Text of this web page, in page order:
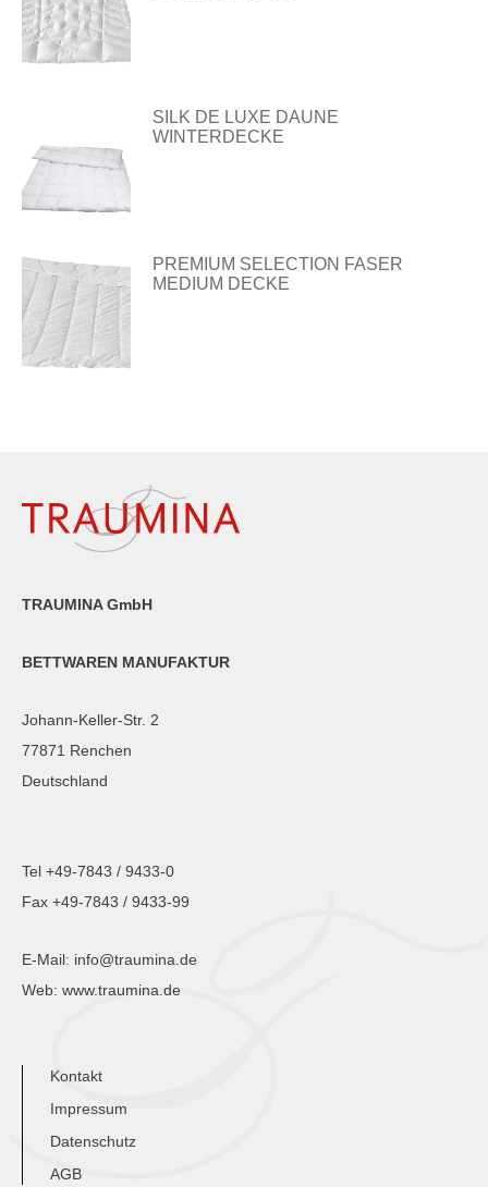
SILK DE LUXE DAUNE
WINTERDECKE
PREMIUM SELECTION FASER
MEDIUM DECKE
TRAUMINA GmbH
BETTWAREN MANUFAKTUR
Johann-Keller-Str. 2
77871 Renchen
Deutschland
Tel +49-7843 / 9433-0
Fax +49-7843 / 9433-99
E-Mail: info@traumina.de
Web: www.traumina.de
Kontakt
Impressum
Datenschutz
AGB